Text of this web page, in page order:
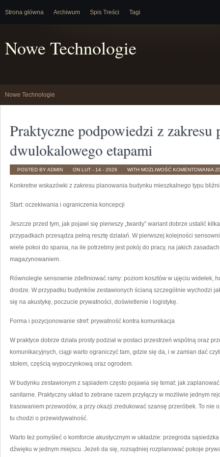
Strona główna Archiwum Spis Treści Tagi
Nowe Technologie
Nowe Technologie
Praktyczne podpowiedzi z zakresu
dwulokalowego etapami
POSTED BY ADMIN ON LUT - 14 - 2026 WITH MOŻLIWOŚĆ KOMENTOWANIA
Konkretne wskazówki z zakresu planowania budynku mieszkalnego typu
Start: oczekiwania i ograniczenia koncepcji
Jeszcze przed tym, jak pojawi się pierwszy „twardy” wariant dobrze ustalić
przypadkach przesądza pełną resztę działań. W pierwszej kolejności
wiele pokoi do spania, na ile potrzebny jest pokój do pracy, na jakich
magazynowaniem.
Równolegle sensownie zdefiniować ramy: poziom kosztów w ujęciu widełek,
drodze. W przypadku budynków zestawionych ścianą szczególnie wychodzi
się na akustykę, poczucie prywatności, doświetlenie i logistykę.
Forma i pozycjonowanie stref: prywatność kontra komunikacja
W praktyce dobrze działa prosty podział w postaci przestrzeń wspólną oraz
komunikacyjnych, ciągi warto ograniczyć tam, gdzie się da, i w zamian dać
stołem, częścią wypoczynkową oraz ogrodem.
W budynku zestawionym z sąsiadem często pojawia się temat: jak
sanitarne. Praktyczny układ to zebrane razem przyłączy w możliwie jednym
trasowaniem przewodów, a przy okazji zredukować szansę przeróbek. To nie
tu chodzi o przewidywalność.
Warto też pomyśleć o komforcie akustycznym w układzie: przegroda
dźwięku w jednym miejscu. Jeżeli da się, rozsądniej rozplanować pokoje